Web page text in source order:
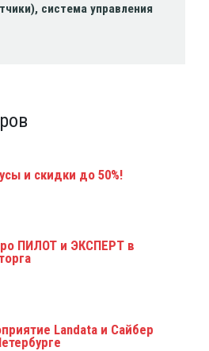
система управления
и скидки до 50%!
ПИЛОТ и ЭКСПЕРТ в
Landata и Сайбер